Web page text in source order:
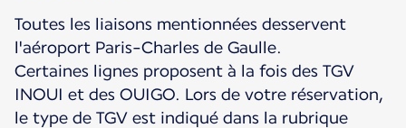
Toutes les liaisons mentionnées desservent
l'aéroport Paris-Charles de Gaulle.
Certaines lignes proposent à la fois des TGV
INOUI et des OUIGO. Lors de votre réservation,
le type de TGV est indiqué dans la rubrique